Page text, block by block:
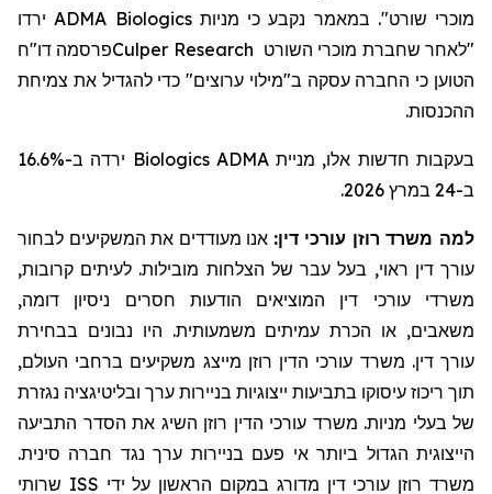
מוכרי שורט". במאמר נקבע כי מניותADMA Biologicsירדו
"לאחר שחברת מוכרי השורט Culper Researchפרסמה דו"ח
הטוען כי החברה עסקה ב"מילוי ערוצים" כדי להגדיל את צמיחת
ההכנסות.
בעקבות חדשות אלו, מניית ADMA Biologics
ירדה ב-16.6%
ב-24 במרץ 2026.
למה משרד רוזן עורכי דין: אנו מעודדים את המשקיעים לבחור
עורך דין ראוי, בעל עבר של הצלחות מובילות. לעיתים קרובות,
משרדי עורכי דין המוציאים הודעות חסרים ניסיון דומה,
משאבים, או הכרת עמיתים משמעותית. היו נבונים בבחירת
עורך דין. משרד עורכי הדין רוזן מייצג משקיעים ברחבי העולם,
תוך ריכוז עיסוקו בתביעות ייצוגיות בניירות ערך ובליטיגציה נגזרת
של בעלי מניות. משרד עורכי הדין רוזן השיג את הסדר התביעה
הייצוגית הגדול ביותר אי פעם בניירות ערך נגד חברה סינית.
משרד רוזן עורכי דין מדורג במקום הראשון על ידי ISS שרותי